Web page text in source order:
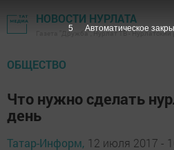
НОВОСТИ НУРЛАТА
Газета "Дружба", Нурлат ТВ -
ОБЩЕСТВО
Что нужно сделать
день
Татар-Информ, 12 июля 2017 -
5 Автоматическое